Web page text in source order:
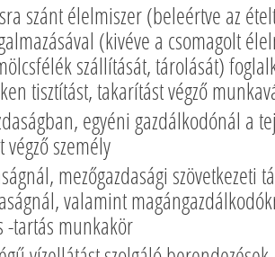
szánt élelmiszer (beleértve az
(kivéve a csomagolt
szállítását, tárolását)
tisztítást, takarítást végző
egyéni gazdálkodónál a
személy
mezőgazdasági szövetkezeti
valamint
-tartás munkakör